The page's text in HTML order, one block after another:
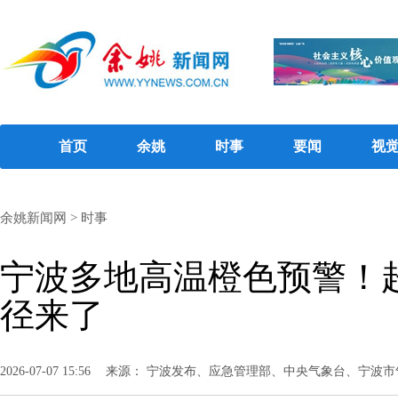
首页 余姚 时事 要闻 视
余姚新闻网 > 时事
宁波多地高温橙色预警！
径来了
2026-07-07 15:56 来源： 宁波发布、应急管理部、中央气象台、宁波